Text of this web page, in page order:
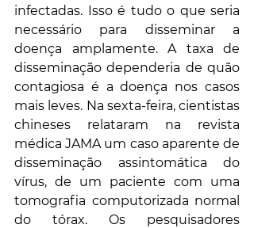
infectadas. Isso é tudo o que seria
necessário para disseminar a
doença amplamente. A taxa de
disseminação dependeria de quão
contagiosa é a doença nos casos
mais leves. Na sexta-feira, cientistas
chineses relataram na revista
médica JAMA um caso aparente de
disseminação assintomática do
vírus, de um paciente com uma
tomografia computorizada normal
do tórax. Os pesquisadores